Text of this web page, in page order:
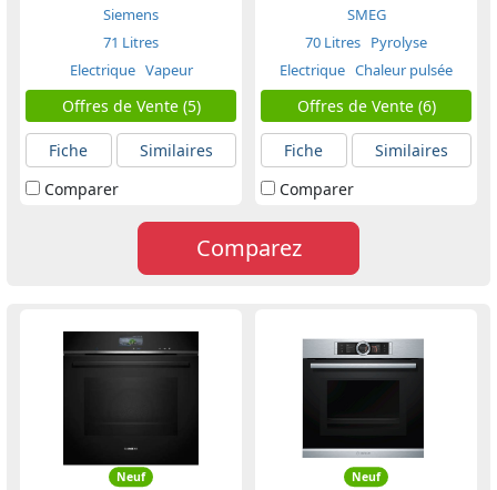
Siemens
71 Litres
Electrique Vapeur
Offres de Vente (5)
Fiche
Similaires
Comparer
SMEG
70 Litres Pyrolyse
Electrique Chaleur pulsée
Offres de Vente (6)
Fiche
Similaires
Comparer
Comparez
Neuf Neuf